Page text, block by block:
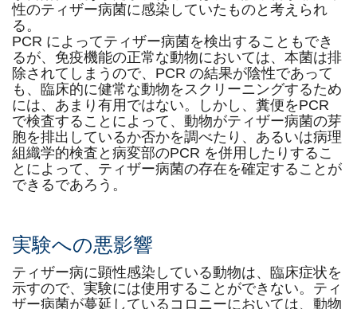
性のティザー病菌に感染していたものと考えられ
る。
PCR によってティザー病菌を検出することもでき
るが、免疫機能の正常な動物においては、本菌は排
除されてしまうので、PCR の結果が陰性であって
も、臨床的に健常な動物をスクリーニングするため
には、あまり有用ではない。しかし、糞便をPCR
で検査することによって、動物がティザー病菌の芽
胞を排出しているか否かを調べたり、あるいは病理
組織学的検査と病変部のPCR を併用したりするこ
とによって、ティザー病菌の存在を確定することが
できるであろう。
実験への悪影響
ティザー病に顕性感染している動物は、臨床症状を
示すので、実験には使用することができない。ティ
ザー病菌が蔓延しているコロニーにおいては、動物